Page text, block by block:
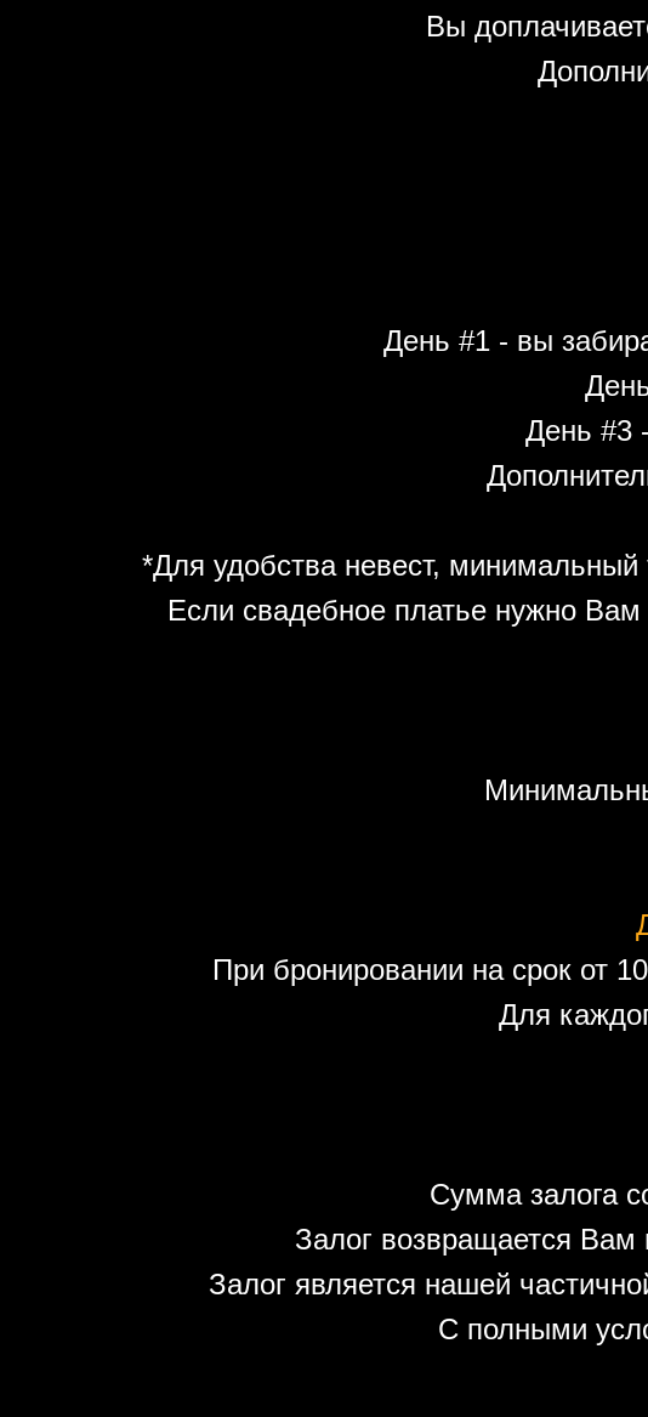
Вы
День #1 - вы
День #3
*Для удобства невест,
Если свадебное платье нужно
При бронировании на срок от
Для
Сумма залога
Залог возвращается Вам
Залог является нашей
С полными